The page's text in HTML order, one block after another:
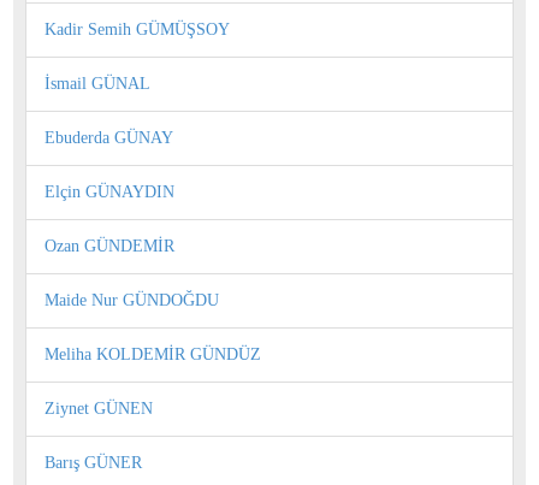
Kadir Semih GÜMÜŞSOY
İsmail GÜNAL
Ebuderda GÜNAY
Elçin GÜNAYDIN
Ozan GÜNDEMİR
Maide Nur GÜNDOĞDU
Meliha KOLDEMİR GÜNDÜZ
Ziynet GÜNEN
Barış GÜNER